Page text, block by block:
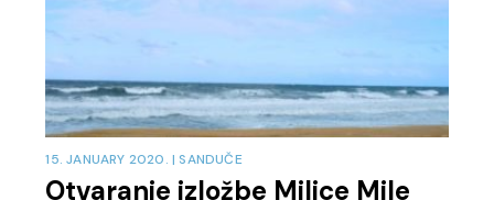
Otvaranje izložbe Milice Mile
15. JANUARY 2020. | SANDUČE